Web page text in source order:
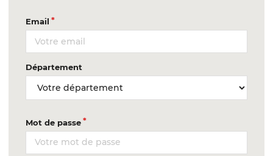
Email
Département
Mot de passe